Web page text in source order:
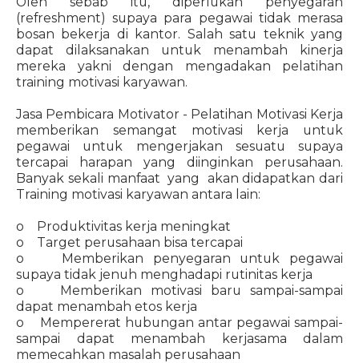
(refreshment) supaya para pegawai tidak merasa
bosan bekerja di kantor. Salah satu teknik yang
dapat dilaksanakan untuk menambah kinerja
mereka yakni dengan mengadakan pelatihan
training motivasi karyawan.
Jasa Pembicara Motivator - Pelatihan Motivasi Kerja
memberikan semangat motivasi kerja untuk
pegawai untuk mengerjakan sesuatu supaya
tercapai harapan yang diinginkan perusahaan.
Banyak sekali manfaat yang akan didapatkan dari
Training motivasi karyawan antara lain:
o Produktivitas kerja meningkat
o Target perusahaan bisa tercapai
o Memberikan penyegaran untuk pegawai
supaya tidak jenuh menghadapi rutinitas kerja
o Memberikan motivasi baru sampai-sampai
dapat menambah etos kerja
o Mempererat hubungan antar pegawai sampai-
sampai dapat menambah kerjasama dalam
memecahkan masalah perusahaan